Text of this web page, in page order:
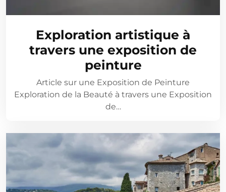
Exploration artistique à
travers une exposition de
peinture
Article sur une Exposition de Peinture
Exploration de la Beauté à travers une Exposition
de…